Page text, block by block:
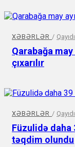
XƏBƏRLƏR /
Qarabağa
çıxarılır
XƏBƏRLƏR /
Füzulidə daha
təqdim olundu